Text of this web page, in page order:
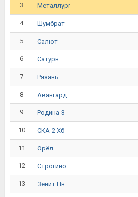
3 Металлург
4 Шумбрат
5 Салют
6 Сатурн
7 Рязань
8 Авангард
9 Родина-3
10 СКА-2 Хб
11 Орёл
12 Строгино
13 Зенит Пн